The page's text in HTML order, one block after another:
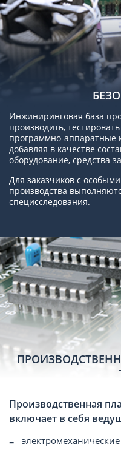
Инжиниринговая база
производить,
программно-аппаратные
добавляя в качестве
оборудование, средства
Для заказчиков с
производства
специсследования.
Производственная
включает в себя